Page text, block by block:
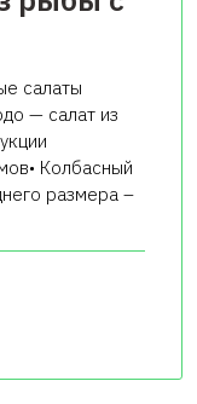
салаты
— салат из
Колбасный
размера –